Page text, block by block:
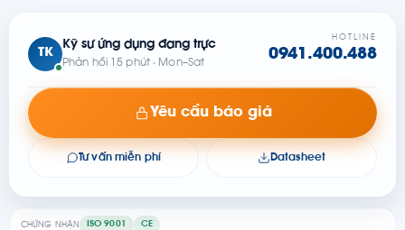
CHỨNG NHẬN ISO 9001 CE
TK
Kỹ sư ứng dụng đang trực
Phản hồi 15 phút · Mon–Sat
HOTLINE
0941.400.488
Yêu cầu báo giá
Tư vấn miễn phí Datasheet